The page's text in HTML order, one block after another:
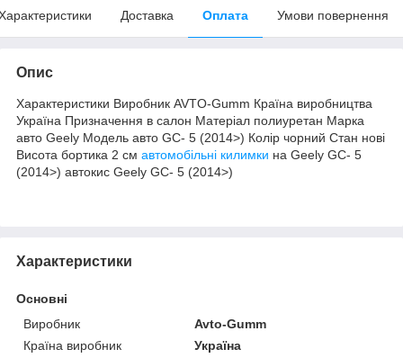
Доставка Оплата Умови повернення
Опис
Характеристики Виробник AVTO-Gumm Країна виробництва
Україна Призначення в салон Матеріал полиуретан Марка
авто Geely Модель авто GC- 5 (2014>) Колір чорний Стан нові
Висота бортика 2 см автомобільні килимки на Geely GC- 5
(2014>) автокис Geely GC- 5 (2014>)
Характеристики
Основні
Виробник
Avto-Gumm
Країна виробник
Україна